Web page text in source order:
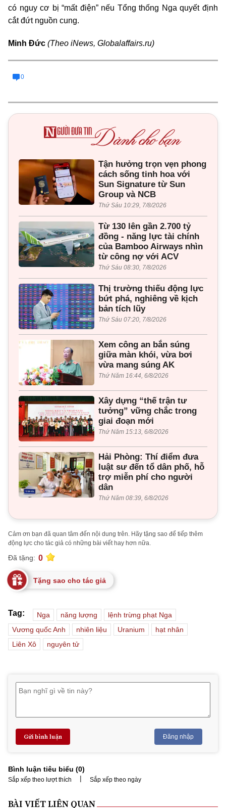
có nguy cơ bị “mất điện” nếu Tổng thống Nga quyết định
cắt đứt nguồn cung.
Minh Đức (Theo iNews, Globalaffairs.ru)
0
Tận hưởng trọn vẹn phong
cách sống tinh hoa với
Sun Signature từ Sun
Group và NCB
Thứ Sáu 10:29, 7/8/2026
Từ 130 lên gần 2.700 tỷ
đồng - năng lực tài chính
của Bamboo Airways nhìn
từ công nợ với ACV
Thứ Sáu 08:30, 7/8/2026
Thị trường thiếu động lực
bứt phá, nghiêng về kịch
bản tích lũy
Thứ Sáu 07:20, 7/8/2026
Xem công an bắn súng
giữa màn khói, vừa bơi
vừa mang súng AK
Thứ Năm 16:44, 6/8/2026
Xây dựng “thế trận tư
tưởng” vững chắc trong
giai đoạn mới
Thứ Năm 15:13, 6/8/2026
Hải Phòng: Thí điểm đưa
luật sư đến tổ dân phố, hỗ
trợ miễn phí cho người
dân
Thứ Năm 08:39, 6/8/2026
Cảm ơn bạn đã quan tâm đến nội dung trên. Hãy tặng sao để tiếp thêm
động lực cho tác giả có những bài viết hay hơn nữa.
Đã tặng: 0
Tặng sao cho tác giả
Tag: Nga năng lượng
lệnh trừng phạt Nga
Vương quốc Anh
nhiên liệu Uranium
hạt nhân
Liên Xô
nguyên tử
Gửi bình luận Đăng nhập
Bình luận tiêu biểu (0)
Sắp xếp theo lượt thích | Sắp xếp theo ngày
BÀI VIẾT LIÊN QUAN